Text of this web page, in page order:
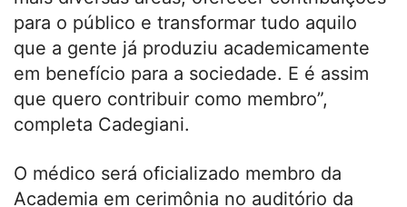
para o público e transformar tudo aquilo
que a gente já produziu academicamente
em benefício para a sociedade. E é assim
que quero contribuir como membro”,
completa Cadegiani.
O médico será oficializado membro da
Academia em cerimônia no auditório da